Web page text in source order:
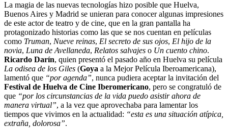
La magia de las nuevas tecnologías hizo posible que Huelva,
Buenos Aires y Madrid se unieran para conocer algunas impresiones
de este actor de teatro y de cine, que en la gran pantalla ha
protagonizado historias como las que se nos cuentan en películas
como Truman, Nueve reinas, El secreto de sus ojos, El hijo de la
novia, Luna de Avellaneda, Relatos salvajes o Un cuento chino.
Ricardo Darín, quien presentó el pasado año en Huelva su película
La odisea de los Giles (Goya a la Mejor Película Iberoamericana),
lamentó que “por agenda”, nunca pudiera aceptar la invitación del
Festival de Huelva de Cine Iberomericano, pero se congratuló de
que “por los circunstancias de la vida puedo asistir ahora de
manera virtual”, a la vez que aprovechaba para lamentar los
tiempos que vivimos en la actualidad: “esta es una situación atípica,
extraña, dolorosa”.